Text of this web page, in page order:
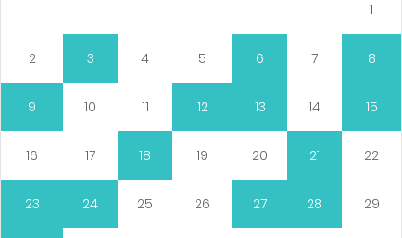
1
2 3 4 5 6 7 8
9 10 11 12 13 14 15
16 17 18 19 20 21 22
23 24 25 26 27 28 29